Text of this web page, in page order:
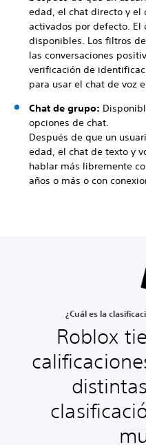
edad, el chat directo y el
activados por defecto. El
disponibles. Los filtros
las conversaciones
verificación de
para usar el chat de voz
Chat de grupo:
opciones de chat.
Después de que un
edad, el chat de texto y
hablar más libremente
años o más o con
¿Cuál es la
Roblox